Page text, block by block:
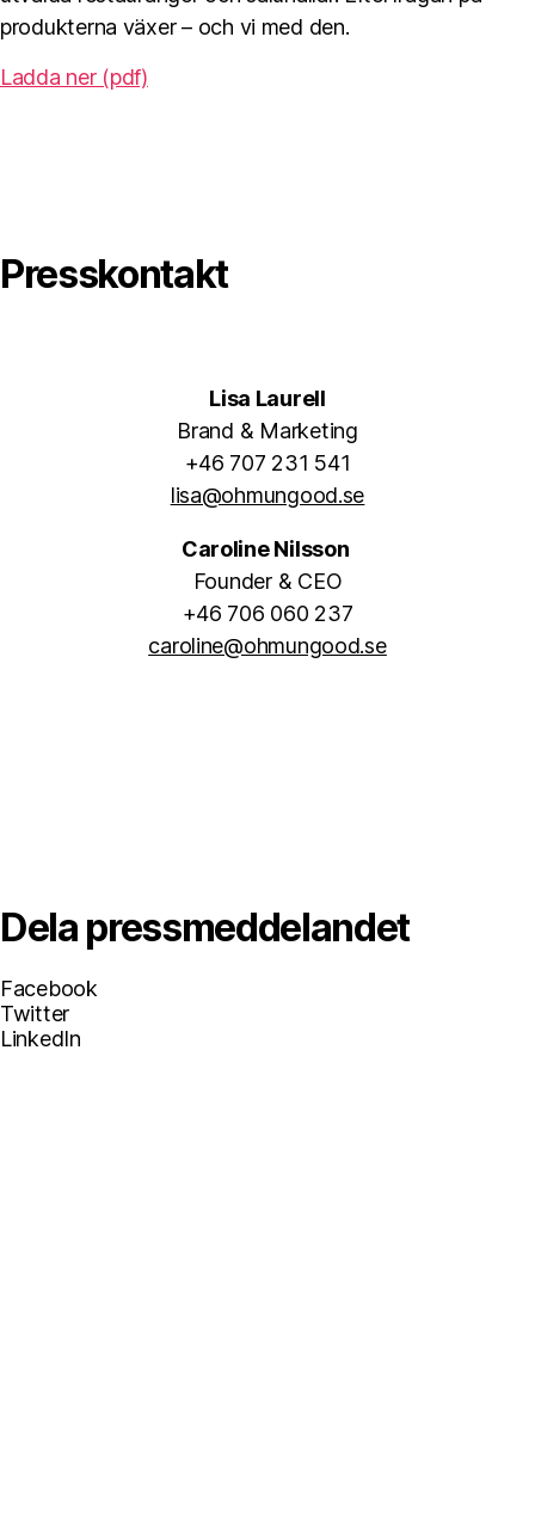
produkterna växer – och vi med den.
Ladda ner (pdf)
Presskontakt
Lisa Laurell
Brand & Marketing
+46 707 231 541
lisa@ohmungood.se
Caroline Nilsson
Founder & CEO
+46 706 060 237
caroline@ohmungood.se
Dela pressmeddelandet
Facebook
Twitter
LinkedIn